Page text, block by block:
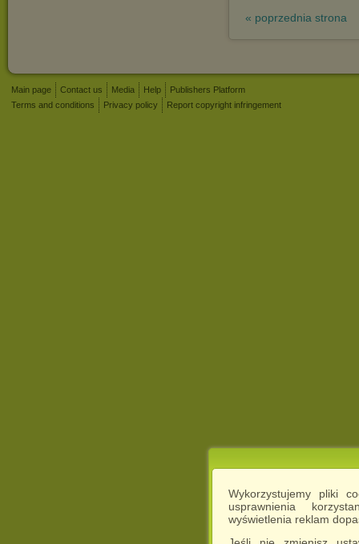
Wykorzystujemy pliki
usprawnienia
wyświetlenia reklam
« poprzednia strona
Main page Contact us Media Help
Publishers Platform
Terms and conditions
Privacy policy Report copyright infringement